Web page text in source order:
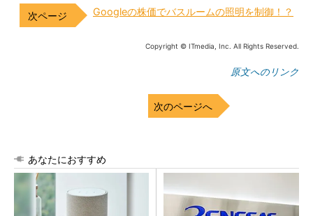
Googleの株価でバスルームの照明を制御！？
Copyright © ITmedia, Inc. All Rights Reserved.
原文へのリンク
次のページへ
あなたにおすすめ